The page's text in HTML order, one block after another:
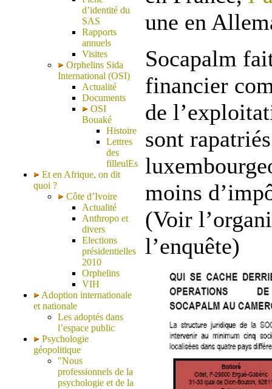
d’identité du
SAS
Rapports
annuels
Visites
Orphelins Sida
International (OSI)
Actualité
Documents
OSI
Bouaké
Histoire
Lettres
des
filleulEs
Et en Afrique, on dit
quoi ?
Côte d’Ivoire
Actualité
Anthropo et
divers
Elections
présidentielles
2010
Orphelins
VIH
Adoption internationale
et nationale
Les adoptés dans
l’espace public
Psychologie
géopolitique
"Nous
professionnels de la
psychologie et de la
une en
Socapalm
financier
de
sont
moins
(Voir
l’enquête)